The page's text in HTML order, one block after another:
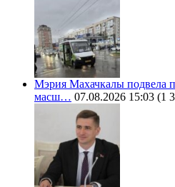
Мэрия Махачкалы подвела
масш… 07.08.2026 15:03 (1